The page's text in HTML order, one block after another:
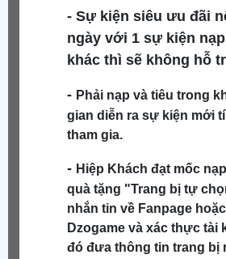
- Sự kiện siêu ưu đãi
ngày với 1 sự kiện
khác thì sẽ không hỗ
- Phải nạp và tiêu trong
gian diễn ra sự kiện mới
tham gia.
- Hiệp Khách đạt mốc
quà tặng "Trang bị tự
nhắn tin về Fanpage
Dzogame và xác thực tài
đó đưa thông tin trang bị